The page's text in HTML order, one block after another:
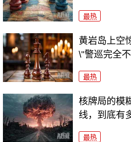
最热
黄岩岛上空
\"警巡完全
最热
核牌局的模
线，到底有
最热